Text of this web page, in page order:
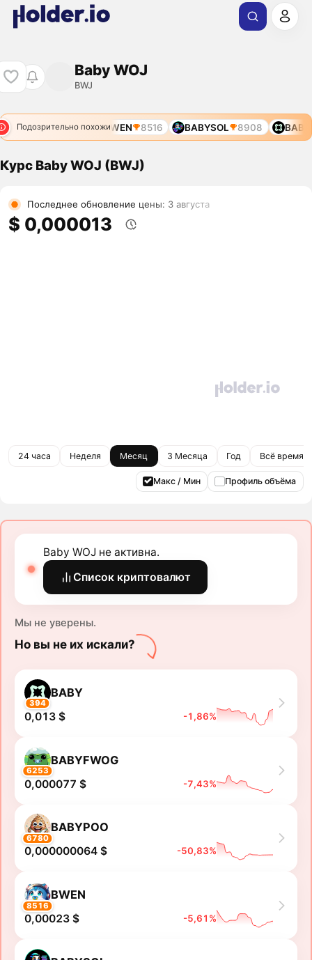
Baby WOJ
BWJ
Подозрительно похожи
6780 BWEN 8516 BABYSOL 8908 BABY
Курс Baby WOJ (BWJ)
Последнее обновление цены: 3 августа
$ 0,000013
24 часа Неделя Месяц 3 Месяца Год Всё время
Макс / Мин Профиль объёма
Baby WOJ не активна.
Список криптовалют
Мы не уверены.
Но вы не их искали?
394
BABY
0,013 $ -1,86%
6253
BABYFWOG
0,000077 $ -7,43%
6780
BABYPOO
0,000000064 $ -50,83%
8516
BWEN
0,00023 $ -5,61%